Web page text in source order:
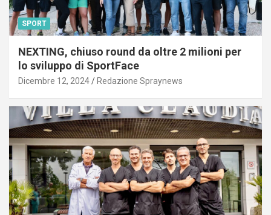
SPORT
NEXTING, chiuso round da oltre 2 milioni per
lo sviluppo di SportFace
Dicembre 12, 2024 Redazione Spraynews